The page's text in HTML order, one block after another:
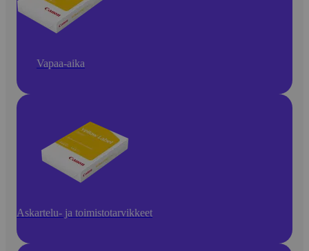
Vapaa-aika
Askartelu- ja toimistotarvikkeet